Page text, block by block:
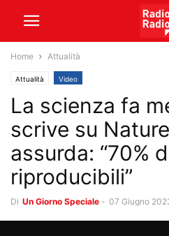
Home Attualità
Attualità Video
La scienza fa
scrive su
assurda: “70%
riproducibili”
Di Un Giorno Speciale - 07 Giugno